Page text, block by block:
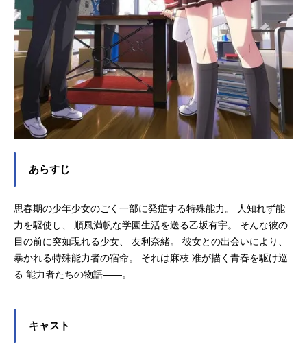
里：山田悠希朝比奈香恵：小見川千
明朝比奈紗恵：宮島えみスタッフ原
作：初野晴（KADOKAWA角川文庫
刊）監督：橋本昌和シリーズ構成：
吉田玲子キャラクター原案：なまに
くATK（ニトロプラス）キャラクタ
ーデザイン：西田亜沙子総作画監
督・キャラクタ...
あらすじ
思春期の少年少女のごく一部に発症する特殊能力。 人知れず能
力を駆使し、 順風満帆な学園生活を送る乙坂有宇。 そんな彼の
目の前に突如現れる少女、 友利奈緒。 彼女との出会いにより、
暴かれる特殊能力者の宿命。 それは麻枝 准が描く青春を駆け巡
る 能力者たちの物語――。
キャスト